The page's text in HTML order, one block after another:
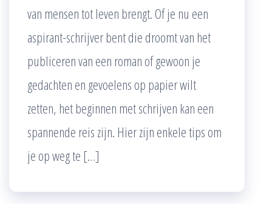
van mensen tot leven brengt. Of je nu een
aspirant-schrijver bent die droomt van het
publiceren van een roman of gewoon je
gedachten en gevoelens op papier wilt
zetten, het beginnen met schrijven kan een
spannende reis zijn. Hier zijn enkele tips om
je op weg te […]